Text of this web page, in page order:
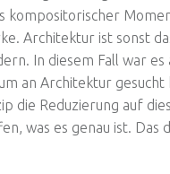
kompositorischer
Architektur ist sonst
In diesem Fall war es
an Architektur gesucht
die Reduzierung auf
was es genau ist. Das